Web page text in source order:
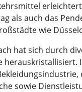
als auch das
wie
hat sich durch
herauskristallisiert.
sowie